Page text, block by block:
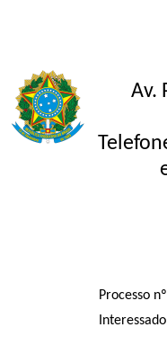
Av.
Processo